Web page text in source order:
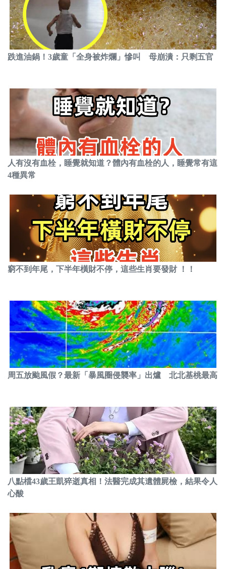
跌進油鍋！3歲童「全身被炸爛」慘叫 母崩潰：只剩五官
人有沒有血栓，睡覺就知道？體內有血栓的人，睡覺常有這
4種異常
窮不到年尾，下半年橫財不停，這些生肖要發財 ！！
周五放颱風假？最新「暴風圈侵襲率」出爐 北北基桃最高
八點檔43歲王凱猝逝真相！法醫完成其遺體屍檢，結果令人
心酸